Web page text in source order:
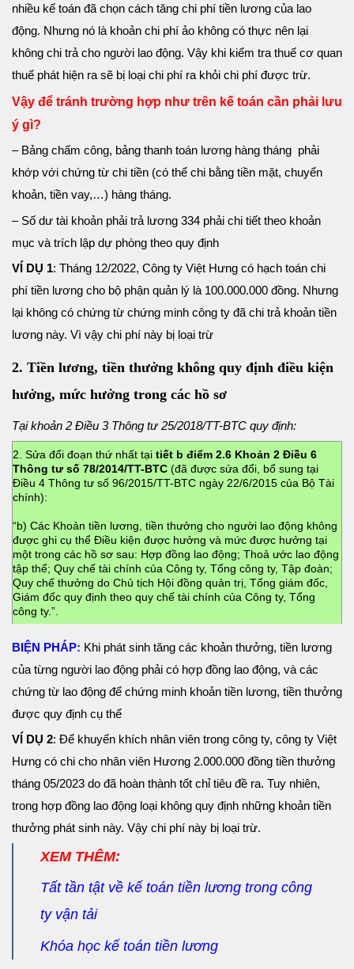
nhiều kế toán đã chọn cách tăng chi phí tiền lương của lao
động. Nhưng nó là khoản chi phí ảo không có thực nên lại
không chi trả cho người lao động. Vậy khi kiểm tra thuế cơ quan
thuế phát hiện ra sẽ bị loại chi phí ra khỏi chi phí được trừ.
Vậy để tránh trường hợp như trên kế toán cần phải lưu
ý gì?
– Bảng chấm công, bảng thanh toán lương hàng tháng phải
khớp với chứng từ chi tiền (có thể chi bằng tiền mặt, chuyển
khoản, tiền vay,…) hàng tháng.
– Số dư tài khoản phải trả lương 334 phải chi tiết theo khoản
mục và trích lập dự phòng theo quy định
VÍ DỤ 1: Tháng 12/2022, Công ty Việt Hưng có hạch toán chi
phí tiền lương cho bộ phận quản lý là 100.000.000 đồng. Nhưng
lại không có chứng từ chứng minh công ty đã chi trả khoản tiền
lương này. Vì vậy chi phí này bị loại trừ
2. Tiền lương, tiền thưởng không quy định điều kiện
hưởng, mức hưởng trong các hồ sơ
Tại khoản 2 Điều 3 Thông tư 25/2018/TT-BTC quy định:
2. Sửa đổi đoạn thứ nhất tại tiết b điểm 2.6 Khoản 2 Điều 6
Thông tư số 78/2014/TT-BTC (đã được sửa đổi, bổ sung tại
Điều 4 Thông tư số 96/2015/TT-BTC ngày 22/6/2015 của Bộ Tài
chính):
“b) Các Khoản tiền lương, tiền thưởng cho người lao động không
được ghi cụ thể Điều kiện được hưởng và mức được hưởng tại
một trong các hồ sơ sau: Hợp đồng lao động; Thoả ước lao động
tập thể; Quy chế tài chính của Công ty, Tổng công ty, Tập đoàn;
Quy chế thưởng do Chủ tịch Hội đồng quản trị, Tổng giám đốc,
Giám đốc quy định theo quy chế tài chính của Công ty, Tổng
công ty.”.
BIỆN PHÁP: Khi phát sinh tăng các khoản thưởng, tiền lương
của từng người lao động phải có hợp đồng lao động, và các
chứng từ lao động để chứng minh khoản tiền lương, tiền thưởng
được quy định cụ thể
VÍ DỤ 2: Để khuyến khích nhân viên trong công ty, công ty Việt
Hưng có chi cho nhân viên Hương 2.000.000 đồng tiền thưởng
tháng 05/2023 do đã hoàn thành tốt chỉ tiêu đề ra. Tuy nhiên,
trong hợp đồng lao động loại không quy định những khoản tiền
thưởng phát sinh này. Vậy chi phí này bị loại trừ.
XEM THÊM:
Tất tần tật về kế toán tiền lương trong công
ty vận tải
Khóa học kế toán tiền lương